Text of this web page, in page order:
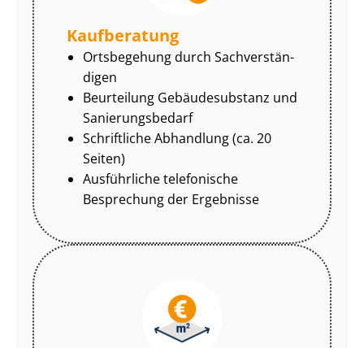
Kaufberatung
Ortsbegehung durch Sach­ver­stän­
di­gen
Beurteilung Gebäudesubstanz und
Sa­nie­rungs­be­darf
Schriftliche Abhandlung (ca. 20
Seiten)
Ausführliche telefonische
Besprechung der Ergebnisse